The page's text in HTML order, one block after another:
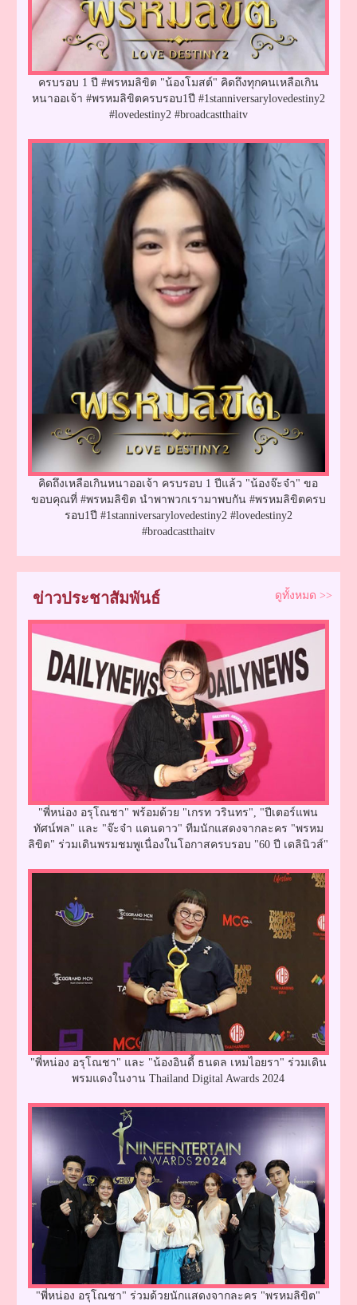
ครบรอบ 1 ปี #พรหมลิขิต "น้องโมสต์" คิดถึงทุกคนเหลือเกิน
หนาออเจ้า #พรหมลิขิตครบรอบ1ปี #1stanniversarylovedestiny2
#lovedestiny2 #broadcastthaitv
คิดถึงเหลือเกินหนาออเจ้า ครบรอบ 1 ปีแล้ว "น้องจ๊ะจ๋า" ขอ
ขอบคุณที่ #พรหมลิขิต นำพาพวกเรามาพบกัน #พรหมลิขิตครบ
รอบ1ปี #1stanniversarylovedestiny2 #lovedestiny2
#broadcastthaitv
ข่าวประชาสัมพันธ์ ดูทั้งหมด >>
"พี่หน่อง อรุโณชา" พร้อมด้วย "เกรท วรินทร", "ปีเตอร์แพน
ทัศน์พล" และ "จ๊ะจ๋า แดนดาว" ทีมนักแสดงจากละคร "พรหม
ลิขิต" ร่วมเดินพรมชมพูเนื่องในโอกาสครบรอบ "60 ปี เดลินิวส์"
"พี่หน่อง อรุโณชา" และ "น้องอินดี้ ธนดล เหมไอยรา" ร่วมเดิน
พรมแดงในงาน Thailand Digital Awards 2024
"พี่หน่อง อรุโณชา" ร่วมด้วยนักแสดงจากละคร "พรหมลิขิต"